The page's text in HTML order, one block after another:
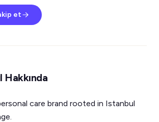
et
care brand rooted in Istanbul